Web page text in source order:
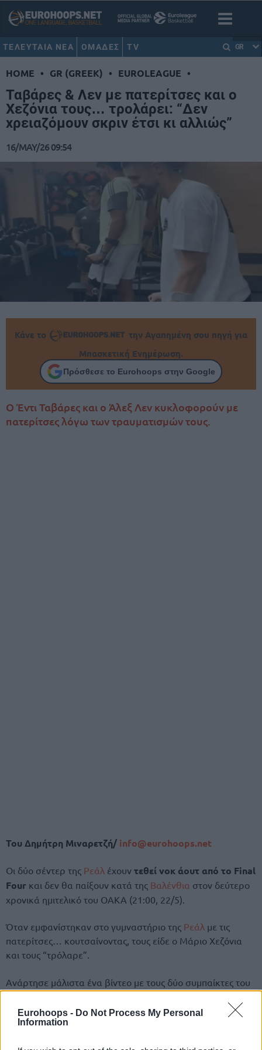
Eurohoops - Do Not Process My Personal
Information
ΤΕΛΕΥΤΑΙΑ ΝΕΑ ΟΜΑΔΕΣ TV GR
HOME • GR (GREEK) • EUROLEAGUE •
Ταβάρες & Λεν με πατερίτσες και ο
Χεζόνια τους… τρολάρει: “Δεν
χρειαζόμουν σκριν έτσι κι αλλιώς”
16/MAY/26 09:54
Κάνε το
την Αγαπημένη σου πηγή για
Μπασκετική Ενημέρωση.
Πρόσθεσε το Eurohoops στην Google
Ο Έντι Ταβάρες και ο Άλεξ Λεν κυκλοφορούν με
πατερίτσες λόγω των τραυματισμών τους.
Του Δημήτρη Μιναρετζή/ info@eurohoops.net
Οι δύο σέντερ της Ρεάλ έχουν τεθεί νοκ άουτ από το Final
Four και δεν θα παίξουν κατά της Βαλένθια στον δεύτερο
χρονικά ημιτελικό του ΟΑΚΑ (21:00, 22/5).
Όταν εμφανίστηκαν στο γυμναστήριο της Ρεάλ με τις
πατερίτσες… κουτσαίνοντας, τους είδε ο Μάριο Χεζόνια
και τους “τρόλαρε”.
Ανάρτησε μάλιστα ένα βίντεο με τους δύο συμπαίκτες του
σκριν”.